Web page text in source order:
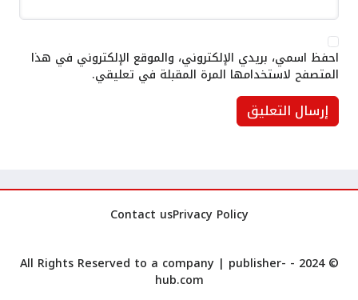
احفظ اسمي، بريدي الإلكتروني، والموقع الإلكتروني في هذا
المتصفح لاستخدامها المرة المقبلة في تعليقي.
Privacy Policy
Contact us
© 2024 - All Rights Reserved to a company |
publisher-
hub.com